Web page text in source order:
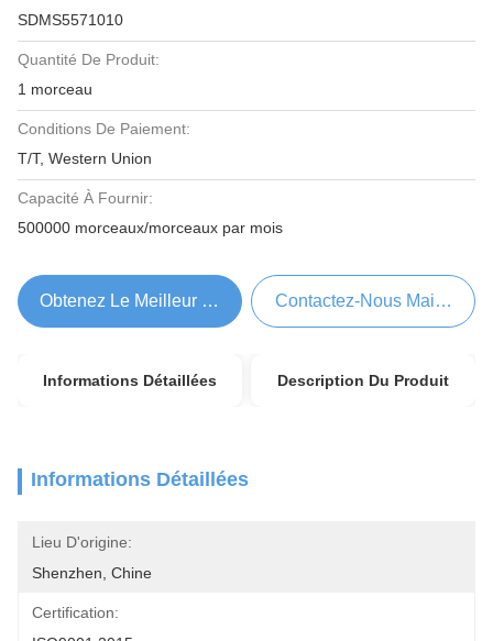
SDMS5571010
Quantité De Produit:
1 morceau
Conditions De Paiement:
T/T, Western Union
Capacité À Fournir:
500000 morceaux/morceaux par mois
Obtenez Le Meilleur Prix Contactez-Nous Maintenant
Informations Détaillées Description Du Produit
Informations Détaillées
Lieu D'origine:
Shenzhen, Chine
Certification: